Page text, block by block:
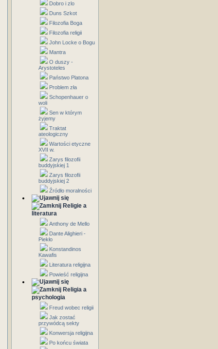
Dobro i zlo
Duns Szkot
Filozofia Boga
Filozofia religii
John Locke o Bogu
Mantra
O duszy -
Arystoteles
Państwo Platona
Problem zła
Schopenhauer o
woli
Sen w którym
żyjemy
Traktat
ateologiczny
Wartości etyczne
XVII w.
Zarys filozofii
buddyjskiej 1
Zarys filozofii
buddyjskiej 2
Źródło moralności
Religie a
literatura
Anthony de Mello
Dante Alighieri -
Piekło
Konstandinos
Kawafis
Literatura religijna
Powieść religijna
Religia a
psychologia
Freud wobec religii
Jak zostać
przywódcą sekty
Konwersja religijna
Po końcu świata